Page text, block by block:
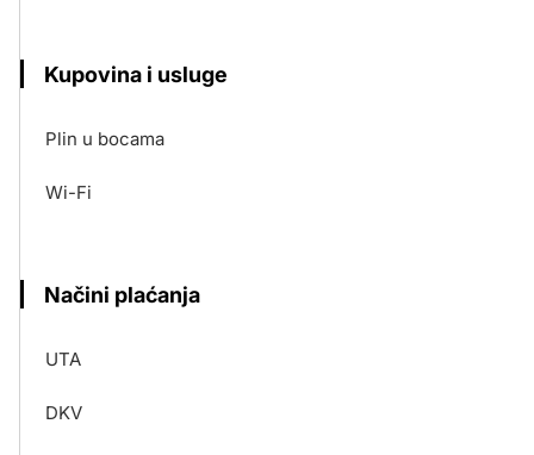
Kupovina i usluge
Plin u bocama
Wi-Fi
Načini plaćanja
UTA
DKV